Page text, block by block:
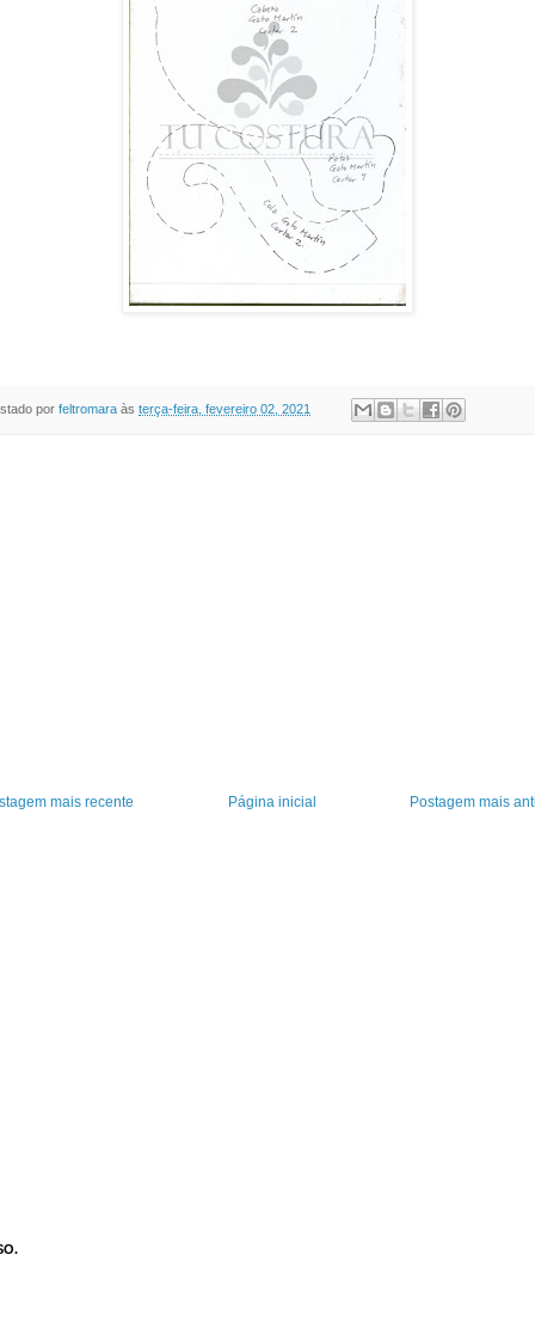
por feltromara às terça-feira, fevereiro 02, 2021
mais recente Postagem mais
Página inicial